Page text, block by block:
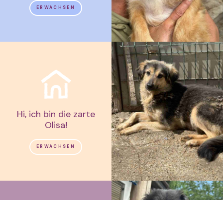
ERWACHSEN
Hi, ich bin die zarte
Olisa!
ERWACHSEN